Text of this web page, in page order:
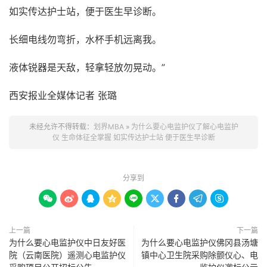
如实传达护士站，便于医生早诊断。
长细电线勿弯折，水杯手机远离我。
液体锐器是天敌，轻拿轻放勿晃动。”
西安报业全媒体记者 张璐
未经允许不得转载： 划界MBA» 为什么要心电监护仪了解心电监护
仪 生命体征全掌握 如实传达护士站 便于医生早诊断
分享到
        
上一篇
为什么要心电监护仪中日友好医
院（云南医院）遥测心电监护仪
下一篇
为什么要心电监护仪佛冈县汤塘
镇中心卫生院采购除颤仪心、电